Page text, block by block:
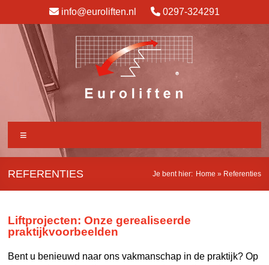
info@euroliften.nl 0297-324291
REFERENTIES Je bent hier: Home » Referenties
Liftprojecten: Onze gerealiseerde
praktijkvoorbeelden
Bent u benieuwd naar ons vakmanschap in de praktijk? Op